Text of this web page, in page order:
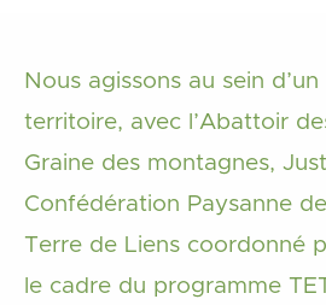
Nous agissons au sein
territoire, avec l’Abattoir
Graine des montagnes,
Confédération Paysanne
Terre de Liens coordonné
le cadre du programme